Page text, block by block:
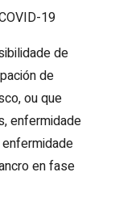
19
de
de
ou que
enfermidade
en fase